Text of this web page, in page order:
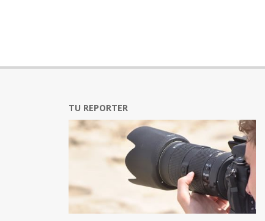
TU REPORTER